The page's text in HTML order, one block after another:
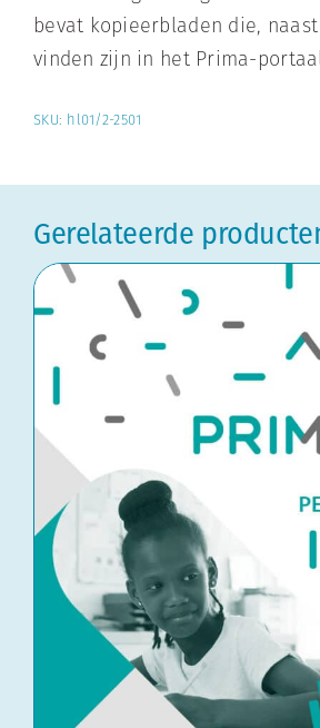
bevat kopieerbladen die,
vinden zijn in het Prima-
SKU: hl01/2-2501
Gerelateerde